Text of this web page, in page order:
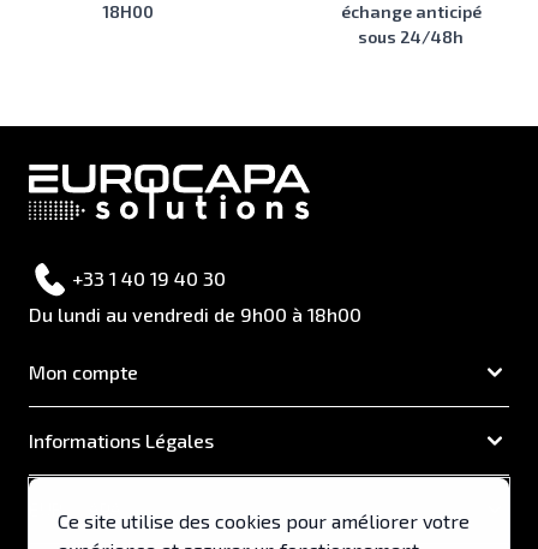
18H00
échange anticipé
sous 24/48h
+33 1 40 19 40 30
Du lundi au vendredi de 9h00 à 18h00
Mon compte
Informations Légales
Ce site utilise des cookies pour améliorer votre